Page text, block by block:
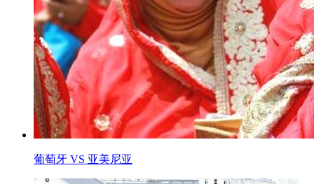
葡萄牙 VS 亚美尼亚